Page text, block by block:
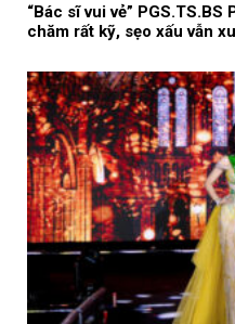
“Bác sĩ vui vẻ”
chăm rất kỹ, sẹo xấu vẫn